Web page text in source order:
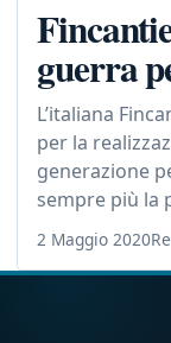
guerra
L’italiana
per la
generazione
sempre più la
2 Maggio 2020